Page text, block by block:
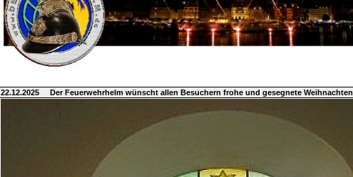
22.12.2025 Der Feuerwehrhelm wünscht allen Besuchern frohe und gesegnete Weihnachten